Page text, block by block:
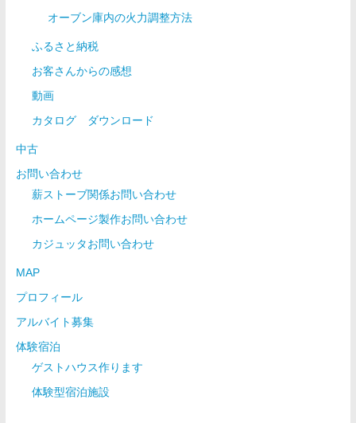
オーブン庫内の火力調整方法
ふるさと納税
お客さんからの感想
動画
カタログ ダウンロード
中古
お問い合わせ
薪ストーブ関係お問い合わせ
ホームページ製作お問い合わせ
カジュッタお問い合わせ
MAP
プロフィール
アルバイト募集
体験宿泊
ゲストハウス作ります
体験型宿泊施設